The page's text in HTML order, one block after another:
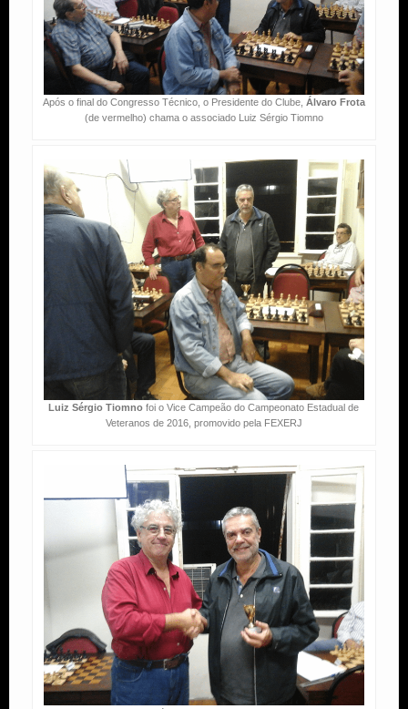
Após o final do Congresso Técnico, o Presidente do Clube, Álvaro Frota
(de vermelho) chama o associado Luiz Sérgio Tiomno
Luiz Sérgio Tiomno foi o Vice Campeão do Campeonato Estadual de
Veteranos de 2016, promovido pela FEXERJ